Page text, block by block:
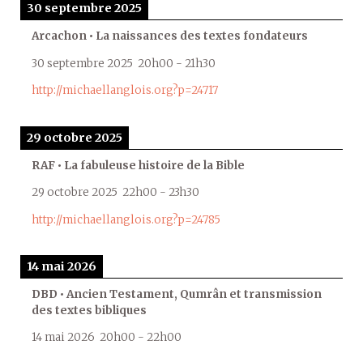
30 septembre 2025
Arcachon • La naissances des textes fondateurs
30 septembre 2025 20h00 - 21h30
http://michaellanglois.org?p=24717
29 octobre 2025
RAF • La fabuleuse histoire de la Bible
29 octobre 2025 22h00 - 23h30
http://michaellanglois.org?p=24785
14 mai 2026
DBD • Ancien Testament, Qumrân et transmission
des textes bibliques
14 mai 2026 20h00 - 22h00